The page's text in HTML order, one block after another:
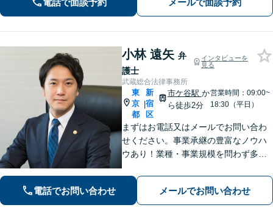
う工夫【新宿からのアクセス◎】
小林 遠矢 弁
護士
インタビューを
見る
武蔵総合法律事務所
東
京
都
|
新
宿
区
市ケ谷駅 か
ら徒歩2分
営業時間：09:00~
18:30（平日）
まずはお電話又はメールでお問い合わ
せください。事業承継の豊富なノウハ
ウあり！業種・事業規模を問わず多様
角的な支援が可能。依頼者さま一人ひ
とりに合った解決策をご提供します
【複数弁護士体制あり】【市ケ谷駅2
電話でお問い合わせ メールでお問い合わせ